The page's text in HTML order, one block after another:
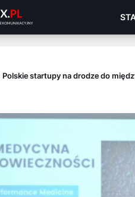
Polskie startupy na drodze do